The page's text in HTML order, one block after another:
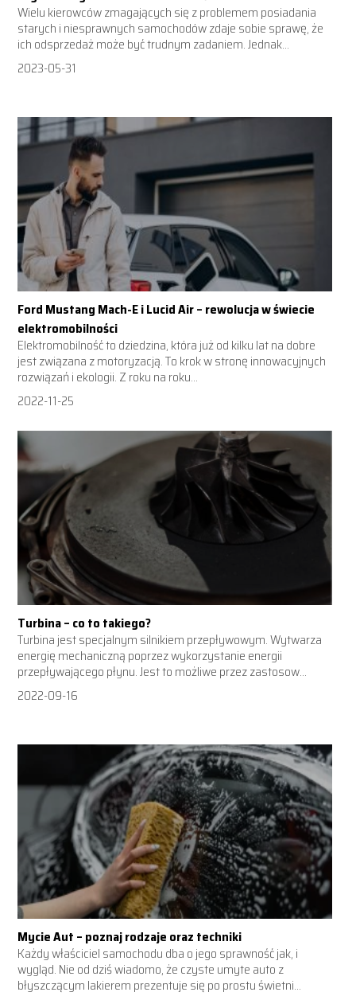
Wielu kierowców zmagających się z problemem posiadania
starych i niesprawnych samochodów zdaje sobie sprawę, że
ich odsprzedaż może być trudnym zadaniem. Jednak...
2023-05-31
Ford Mustang Mach-E i Lucid Air – rewolucja w świecie
elektromobilności
Elektromobilność to dziedzina, która już od kilku lat na dobre
jest związana z motoryzacją. To krok w stronę innowacyjnych
rozwiązań i ekologii. Z roku na roku...
2022-11-25
Turbina – co to takiego?
Turbina jest specjalnym silnikiem przepływowym. Wytwarza
energię mechaniczną poprzez wykorzystanie energii
przepływającego płynu. Jest to możliwe przez zastosow...
2022-09-16
Mycie Aut – poznaj rodzaje oraz techniki
Każdy właściciel samochodu dba o jego sprawność jak, i
wygląd. Nie od dziś wiadomo, że czyste umyte auto z
błyszczącym lakierem prezentuje się po prostu świetni...